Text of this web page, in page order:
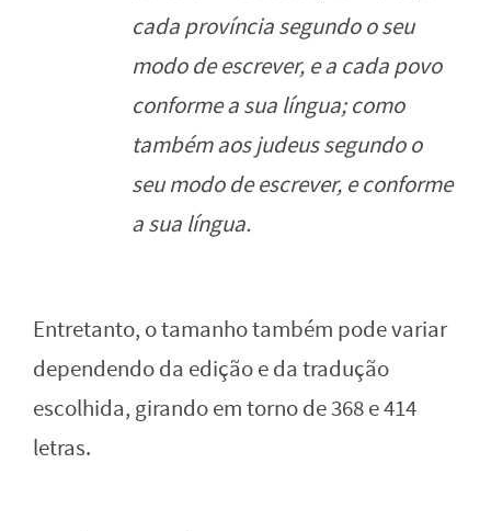
cada província segundo o seu
modo de escrever, e a cada povo
conforme a sua língua; como
também aos judeus segundo o
seu modo de escrever, e conforme
a sua língua.
Entretanto, o tamanho também pode variar
dependendo da edição e da tradução
escolhida, girando em torno de 368 e 414
letras.